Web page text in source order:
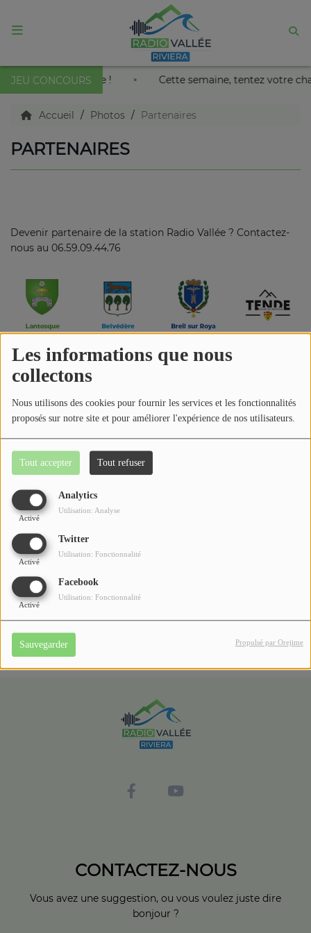
Les informations que nous
collectons
Nous utilisons des cookies pour fournir les services et les fonctionnalités
proposés sur notre site et pour améliorer l'expérience de nos utilisateurs.
Tout accepter Tout refuser
Analytics
Activé
Utilisation: Analyse
Twitter
Activé
Utilisation: Fonctionnalité
Facebook
Activé
Utilisation: Fonctionnalité
Sauvegarder Propulsé par Orejime
JEU CONCOURS
Palais Nikaïa de Nice ! Cette semaine, tentez votre
ACCUEIL
Agenda
Emissions
Diffusions
Podcasts
Jeu concours
Contactez-nous
Se connecter
Accueil Photos Partenaires
PARTENAIRES
Devenir partenaire de la station Radio Vallée ? Contactez-
nous au 06.59.09.44.76
CONTACTEZ-NOUS
Vous avez une suggestion, ou vous voulez juste dire
bonjour ?